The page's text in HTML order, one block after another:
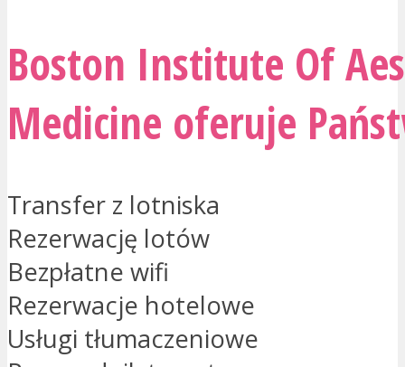
Boston Institute Of
Medicine oferuje
Transfer z lotniska
Rezerwację lotów
Bezpłatne wifi
Rezerwacje hotelowe
Usługi tłumaczeniowe